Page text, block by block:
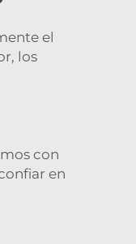
el
los
con
en